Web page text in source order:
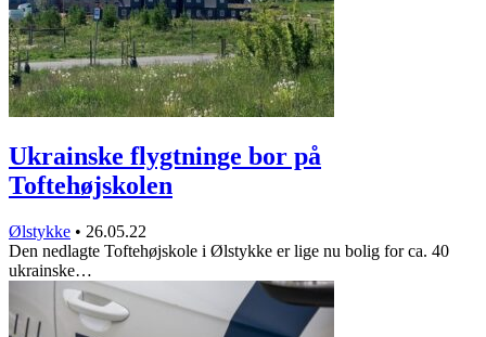
Ukrainske flygtninge bor på
Toftehøjskolen
Ølstykke • 26.05.22
Den nedlagte Toftehøjskole i Ølstykke er lige nu bolig for ca. 40
ukrainske…